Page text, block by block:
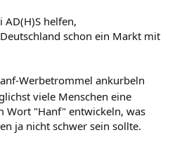
AD(H)S helfen,
schon ein Markt mit
Werbetrommel ankurbeln
viele Menschen eine
Wort "Hanf" entwickeln, was
ja nicht schwer sein sollte.